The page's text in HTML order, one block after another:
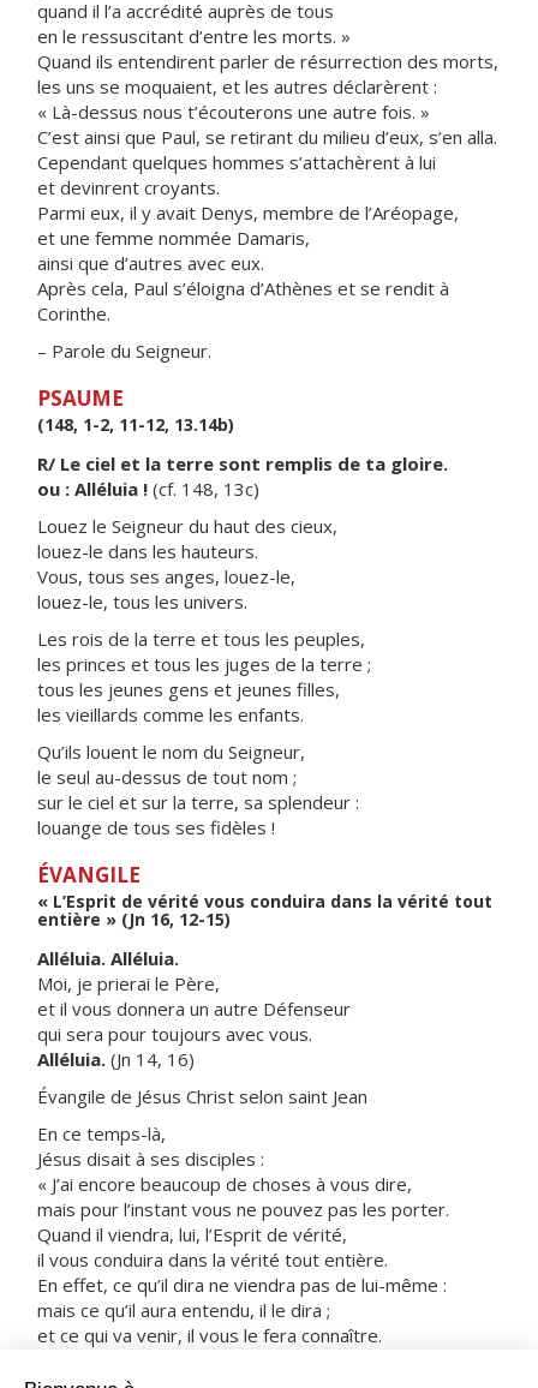
quand il l’a accrédité auprès de tous
en le ressuscitant d’entre les morts. »
Quand ils entendirent parler de résurrection des morts,
les uns se moquaient, et les autres déclarèrent :
« Là-dessus nous t’écouterons une autre fois. »
C’est ainsi que Paul, se retirant du milieu d’eux, s’en alla.
Cependant quelques hommes s’attachèrent à lui
et devinrent croyants.
Parmi eux, il y avait Denys, membre de l’Aréopage,
et une femme nommée Damaris,
ainsi que d’autres avec eux.
Après cela, Paul s’éloigna d’Athènes et se rendit à
Corinthe.
– Parole du Seigneur.
PSAUME
(148, 1-2, 11-12, 13.14b)
R/ Le ciel et la terre sont remplis de ta gloire.
ou : Alléluia ! (cf. 148, 13c)
Louez le Seigneur du haut des cieux,
louez-le dans les hauteurs.
Vous, tous ses anges, louez-le,
louez-le, tous les univers.
Les rois de la terre et tous les peuples,
les princes et tous les juges de la terre ;
tous les jeunes gens et jeunes filles,
les vieillards comme les enfants.
Qu’ils louent le nom du Seigneur,
le seul au-dessus de tout nom ;
sur le ciel et sur la terre, sa splendeur :
louange de tous ses fidèles !
ÉVANGILE
« L’Esprit de vérité vous conduira dans la vérité tout
entière » (Jn 16, 12-15)
Alléluia. Alléluia.
Moi, je prierai le Père,
et il vous donnera un autre Défenseur
qui sera pour toujours avec vous.
Alléluia. (Jn 14, 16)
Évangile de Jésus Christ selon saint Jean
En ce temps-là,
Jésus disait à ses disciples :
« J’ai encore beaucoup de choses à vous dire,
mais pour l’instant vous ne pouvez pas les porter.
Quand il viendra, lui, l’Esprit de vérité,
il vous conduira dans la vérité tout entière.
En effet, ce qu’il dira ne viendra pas de lui-même :
mais ce qu’il aura entendu, il le dira ;
et ce qui va venir, il vous le fera connaître.